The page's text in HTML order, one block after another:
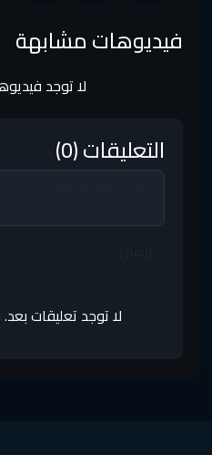
فيديوهات مشابهة
لا توجد
التعليقات (0)
لا توجد تعليقات